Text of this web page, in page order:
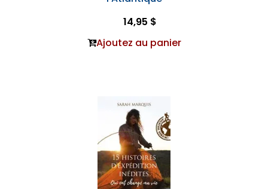
14,95 $
Ajoutez au panier